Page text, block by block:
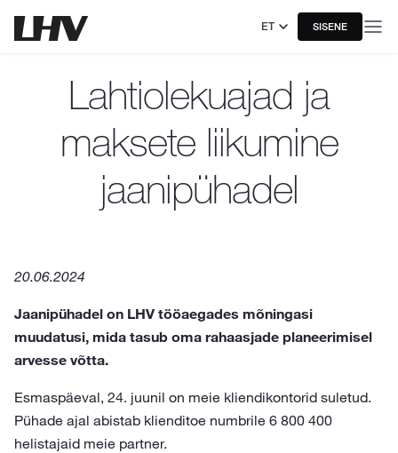
ET SISENE
Lahtiolekuajad ja
maksete liikumine
jaanipühadel
20.06.2024
Jaanipühadel on LHV tööaegades mõningasi
muudatusi, mida tasub oma rahaasjade planeerimisel
arvesse võtta.
Esmaspäeval, 24. juunil on meie kliendikontorid suletud.
Pühade ajal abistab klienditoe numbrile 6 800 400
helistajaid meie partner.